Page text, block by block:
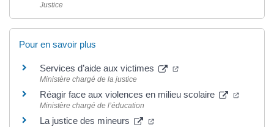
Justice
Pour en savoir plus
Services d’aide aux victimes
Ministère chargé de la justice
Réagir face aux violences en milieu scolaire
Ministère chargé de l’éducation
La justice des mineurs